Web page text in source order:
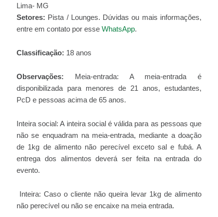
Lima- MG
Setores: Pista / Lounges. Dúvidas ou mais informações,
entre em contato por esse WhatsApp.
Classificação: 18 anos
Observações: Meia-entrada: A meia-entrada é
disponibilizada para menores de 21 anos, estudantes,
PcD e pessoas acima de 65 anos.
Inteira social: A inteira social é válida para as pessoas que
não se enquadram na meia-entrada, mediante a doação
de 1kg de alimento não perecível exceto sal e fubá. A
entrega dos alimentos deverá ser feita na entrada do
evento.
Inteira: Caso o cliente não queira levar 1kg de alimento
não perecível ou não se encaixe na meia entrada.